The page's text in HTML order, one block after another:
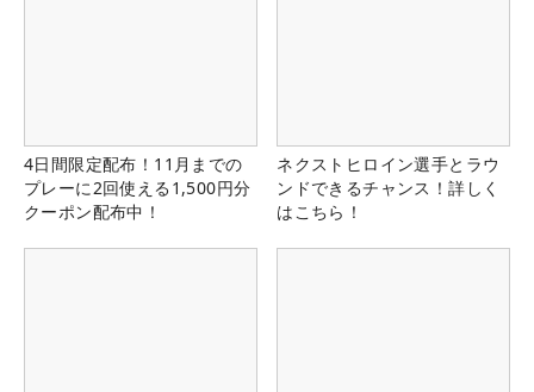
4日間限定配布！11月までの
プレーに2回使える1,500円分
クーポン配布中！
ネクストヒロイン選手とラウ
ンドできるチャンス！詳しく
はこちら！